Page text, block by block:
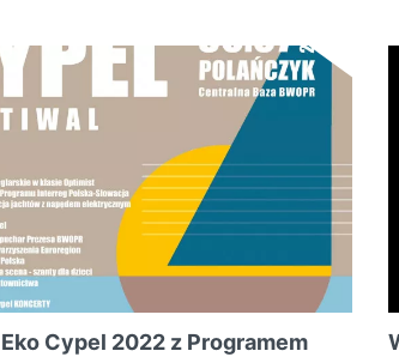
Cypel 2022 z Programem